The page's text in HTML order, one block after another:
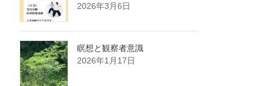
2026年3月6日
瞑想と観察者意識
2026年1月17日